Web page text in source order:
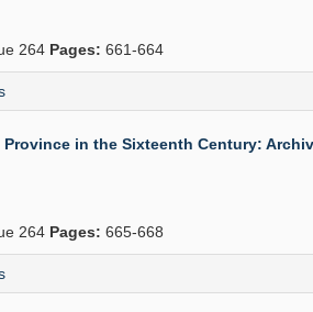
264 Pages: 661-664
in the Sixteenth Century:
264 Pages: 665-668